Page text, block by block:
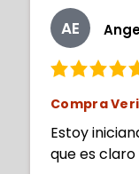
AE
Compra
Estoy
que es